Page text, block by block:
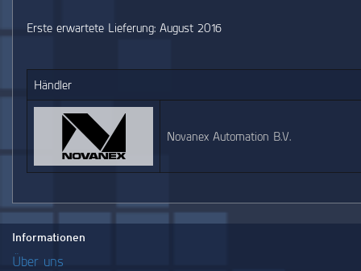
Erste erwartete Lieferung: August 2016
Händler
Novanex Automation B.V.
Informationen
Über uns